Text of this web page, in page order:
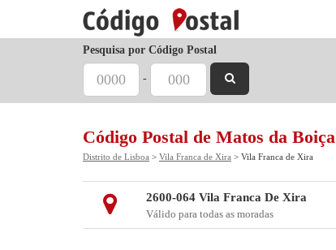
Pesquisa por Código Postal
-
Código Postal de Matos da Boiça
Distrito de Lisboa > Vila Franca de Xira > Vila Franca de Xira
2600-064 Vila Franca De Xira
Válido para todas as moradas